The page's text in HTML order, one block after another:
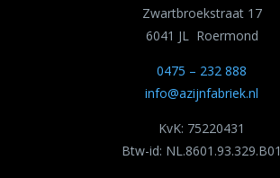
Zwartbroekstraat 17
6041 JL Roermond
0475 – 232 888
info@azijnfabriek.nl
KvK: 75220431
Btw-id: NL.8601.93.329.B01